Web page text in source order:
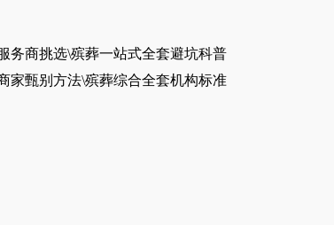
务商挑选\殡葬一站式全套避坑科普
家甄别方法\殡葬综合全套机构标准